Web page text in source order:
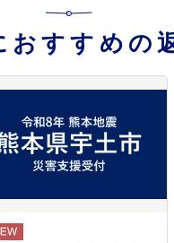
おすすめの